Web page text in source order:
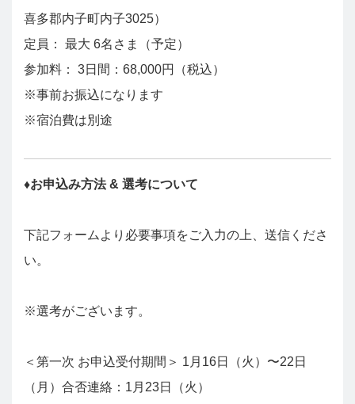
喜多郡内子町内子3025）
定員： 最大 6名さま（予定）
参加料： 3日間：68,000円（税込）
※事前お振込になります
※宿泊費は別途
♦︎お申込み方法 & 選考について
下記フォームより必要事項をご入力の上、送信くださ
い。
※選考がございます。
＜第一次 お申込受付期間＞ 1月16日（火）〜22日
（月）合否連絡：1月23日（火）